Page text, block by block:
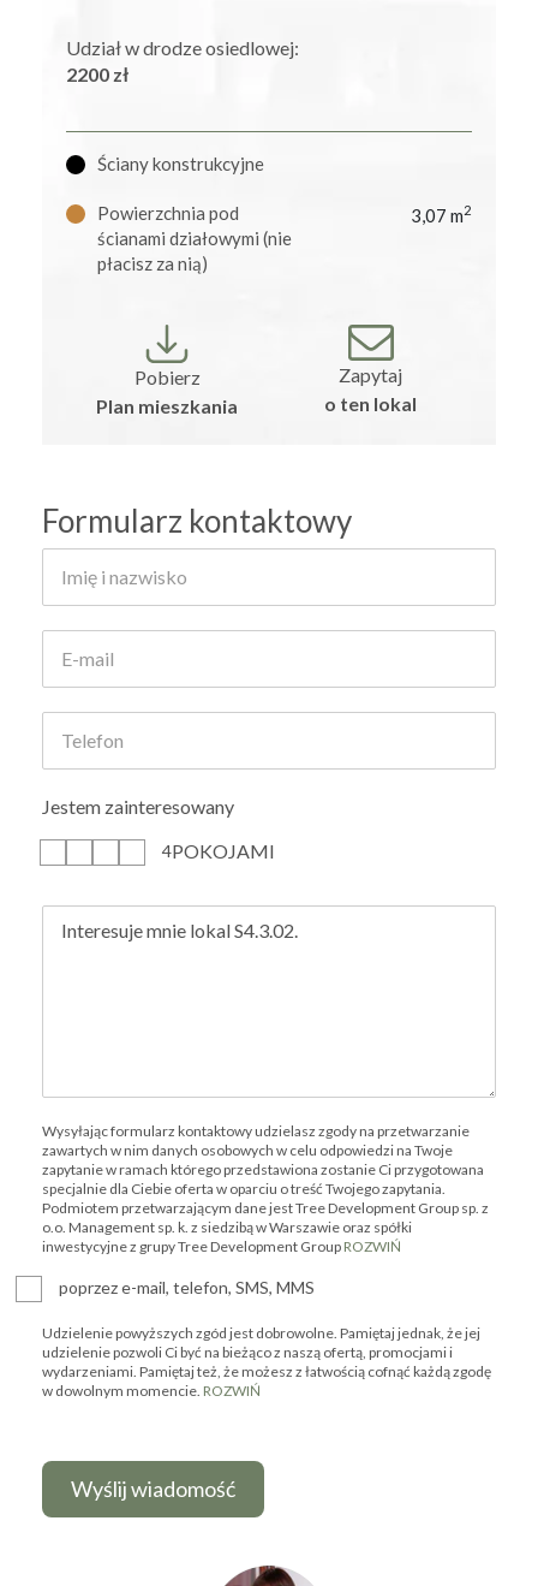
Udział w drodze osiedlowej:
2200 zł
Ściany konstrukcyjne
Powierzchnia pod
ścianami działowymi (nie
płacisz za nią)
3,07 m2
Pobierz
Plan mieszkania
Zapytaj
o ten lokal
Formularz kontaktowy
Jestem zainteresowany
4POKOJAMI
Wysyłając formularz kontaktowy udzielasz zgody na przetwarzanie
zawartych w nim danych osobowych w celu odpowiedzi na Twoje
zapytanie w ramach którego przedstawiona zostanie Ci przygotowana
specjalnie dla Ciebie oferta w oparciu o treść Twojego zapytania.
Podmiotem przetwarzającym dane jest Tree Development Group sp. z
o.o. Management sp. k. z siedzibą w Warszawie oraz spółki
inwestycyjne z grupy Tree Development Group ROZWIŃ
poprzez e-mail, telefon, SMS, MMS
Udzielenie powyższych zgód jest dobrowolne. Pamiętaj jednak, że jej
udzielenie pozwoli Ci być na bieżąco z naszą ofertą, promocjami i
wydarzeniami. Pamiętaj też, że możesz z łatwością cofnąć każdą zgodę
w dowolnym momencie. ROZWIŃ